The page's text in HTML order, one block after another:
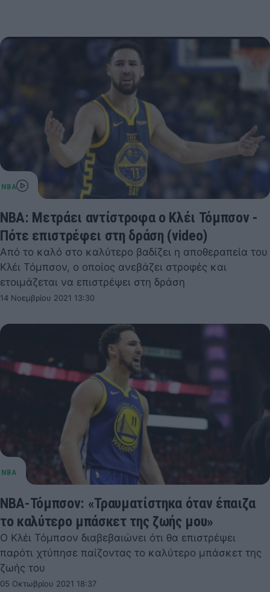
NBA: Μετράει αντίστροφα ο Κλέι Τόμπσον -
Πότε επιστρέφει στη δράση (video)
Από το καλό στο καλύτερο βαδίζει η αποθεραπεία του
Κλέι Τόμπσον, ο οποίος ανεβάζει στροφές και
ετοιμάζεται να επιστρέψει στη δράση
14 Νοεμβρίου 2021 13:30
NBA-Τόμπσον: «Τραυματίστηκα όταν έπαιζα
το καλύτερο μπάσκετ της ζωής μου»
Ο Κλέι Τόμπσον διαβεβαιώνει ότι θα επιστρέψει
παρότι χτύπησε παίζοντας το καλύτερο μπάσκετ της
ζωής του
05 Οκτωβρίου 2021 18:37